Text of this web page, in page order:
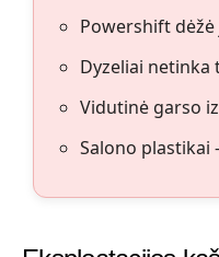
Powershift
Dyzeliai
Vidutinė garso
Salono plastikai